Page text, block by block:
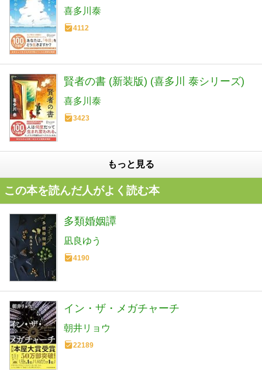
喜多川泰
4112
賢者の書 (新装版) (喜多川 泰シリーズ)
喜多川泰
3423
もっと見る
この本を読んだ人がよく読む本
多類婚姻譚
凪良ゆう
4190
イン・ザ・メガチャーチ
朝井リョウ
22189